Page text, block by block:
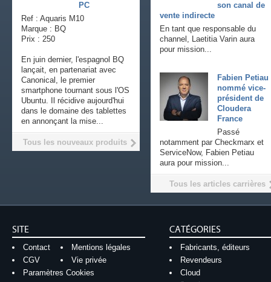
son canal de
vente indirecte
En tant que responsable du
channel, Laetitia Varin aura
pour mission...
Fabien Petiau
nommé vice-
président de
Cloudera
France
Passé
notamment par Checkmarx et
ServiceNow, Fabien Petiau
aura pour mission...
Tous les articles carrières
PC
Ref : Aquaris M10
Marque : BQ
Prix : 250
En juin dernier, l'espagnol BQ
lançait, en partenariat avec
Canonical, le premier
smartphone tournant sous l'OS
Ubuntu. Il récidive aujourd'hui
dans le domaine des tablettes
en annonçant la mise...
Tous les nouveaux produits
SITE
Contact
Mentions légales
CGV
Vie privée
Paramètres Cookies
CATÉGORIES
Fabricants, éditeurs
Revendeurs
Cloud